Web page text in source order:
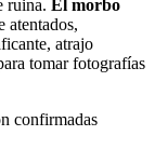
ruina. El morbo
atentados,
atrajo
tomar fotografías
confirmadas